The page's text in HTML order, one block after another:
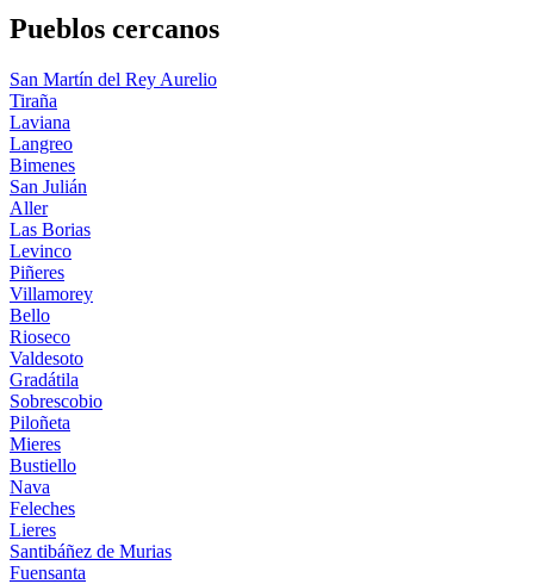
Pueblos cercanos
San Martín del Rey Aurelio
Tiraña
Laviana
Langreo
Bimenes
San Julián
Aller
Las Borias
Levinco
Piñeres
Villamorey
Bello
Rioseco
Valdesoto
Gradátila
Sobrescobio
Piloñeta
Mieres
Bustiello
Nava
Feleches
Lieres
Santibáñez de Murias
Fuensanta